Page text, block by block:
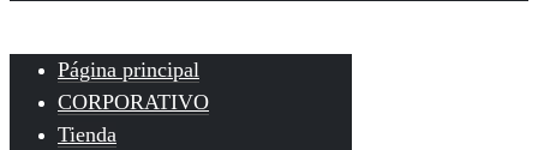
Página principal
CORPORATIVO
Tienda